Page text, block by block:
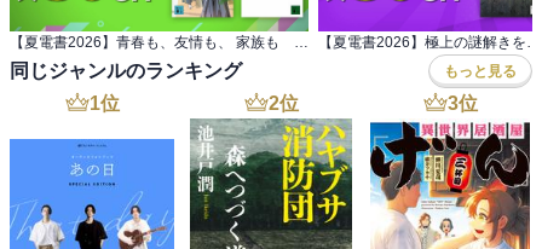
【夏電書2026】青春も、友情も、 家族も 特選小説フェア
同じジャンルのランキング もっと見る
1位 2位 3位